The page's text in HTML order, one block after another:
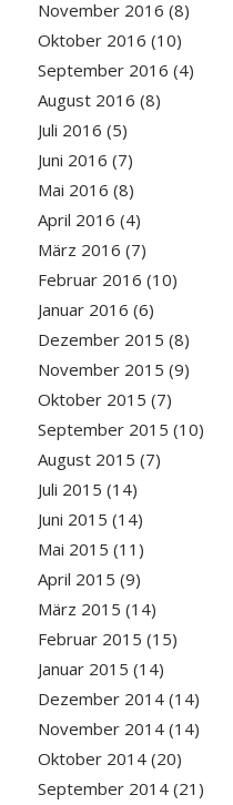
November 2016 (8)
Oktober 2016 (10)
September 2016 (4)
August 2016 (8)
Juli 2016 (5)
Juni 2016 (7)
Mai 2016 (8)
April 2016 (4)
März 2016 (7)
Februar 2016 (10)
Januar 2016 (6)
Dezember 2015 (8)
November 2015 (9)
Oktober 2015 (7)
September 2015 (10)
August 2015 (7)
Juli 2015 (14)
Juni 2015 (14)
Mai 2015 (11)
April 2015 (9)
März 2015 (14)
Februar 2015 (15)
Januar 2015 (14)
Dezember 2014(14)
November 2014(14)
Oktober 2014(20)
September 2014(21)